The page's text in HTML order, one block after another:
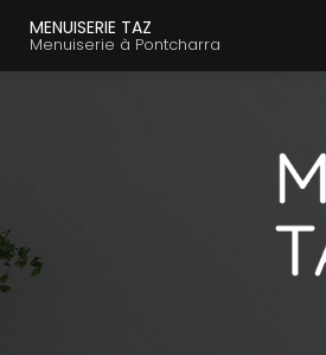
contenu
MENUISERIE TAZ
Menuiserie à Pontcharra